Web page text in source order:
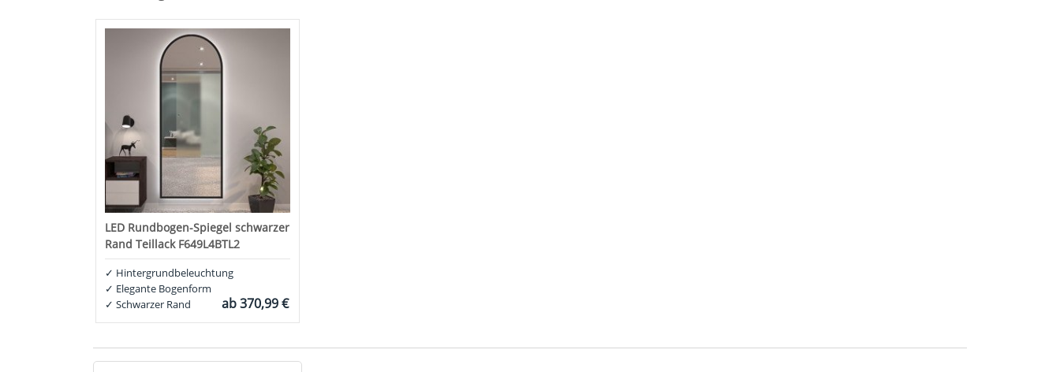
LED Rundbogen-Spiegel schwarzer
Rand Teillack F649L4BTL2
✓ Hintergrundbeleuchtung
✓ Elegante Bogenform
✓ Schwarzer Rand ab370,99 €